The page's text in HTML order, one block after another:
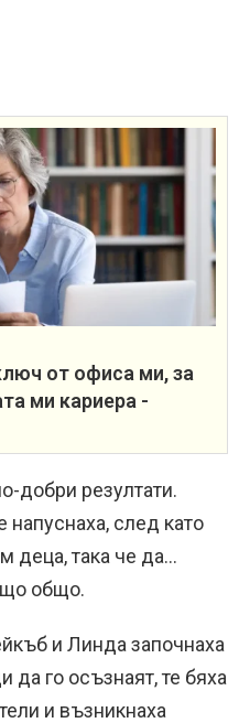
от офиса ми, за
ми кариера -
добри резултати.
напуснаха, след като
деца, така че да…
общо.
и Линда започнаха
да го осъзнаят, те бяха
и възникнаха